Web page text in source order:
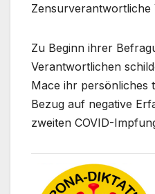
Zensurverantwortliche
Zu Beginn ihrer
Verantwortlichen
Mace ihr persönliches
Bezug auf negative
zweiten COVID-